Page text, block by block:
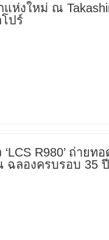
ห่งใหม่ ณ
ปร์
R980’ ถ่ายทอ
ฉลองครบรอบ 35